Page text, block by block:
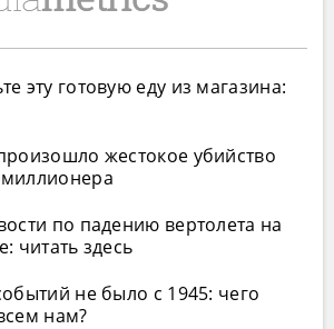
эту готовую еду из магазина:
жестокое убийство
по падению вертолета на
читать здесь
не было с 1945: чего
нам?